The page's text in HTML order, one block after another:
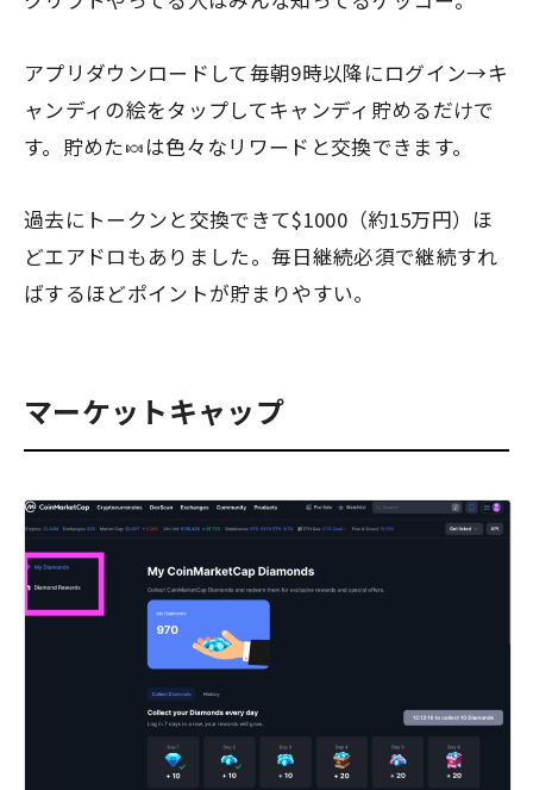
アプリダウンロードして毎朝9時以降にログイン→キ
ャンディの絵をタップしてキャンディ貯めるだけで
す。貯めた🍬は色々なリワードと交換できます。
過去にトークンと交換できて$1000（約15万円）ほ
どエアドロもありました。毎日継続必須で継続すれ
ばするほどポイントが貯まりやすい。
マーケットキャップ